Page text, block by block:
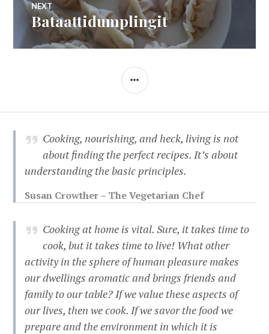
NEXT
Next
post:
Bataattidumplingit
SIDEBAR
Cooking, nourishing, and heck, living is not
about finding the perfect recipes. It’s about
understanding the basic principles.
Susan Crowther – The Vegetarian Chef
Cooking at home is vital. Sure, it takes time to
cook, but it takes time to live! What other
activity in the sphere of human pleasure makes
our dwellings aromatic and brings friends and
family to our table? If we value these aspects of
our lives, then we cook. If we savor the food we
prepare and the environment in which it is